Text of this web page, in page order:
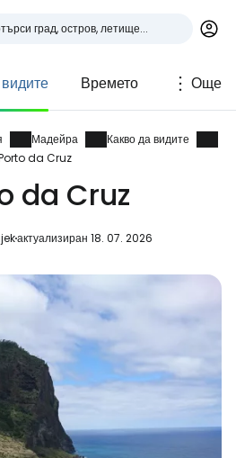
Времето Още
Мадейра
Какво да видите
da Cruz
da Cruz
актуализиран 18. 07. 2026
Cestee
на туристите
с Google
с Facebook
с имейл